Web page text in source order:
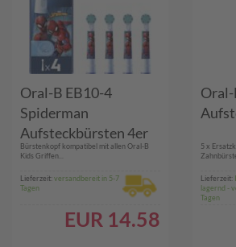
Oral-B EB10-4
Spiderman
Aufsteckbürsten 4er
Bürstenkopf kompatibel mit allen Oral-B
Kids Griffen...
Lieferzeit:versandbereit in 5-7
Tagen
EUR 14.58
Oral-
5 x
Lieferzeit:
lagernd -
Tagen